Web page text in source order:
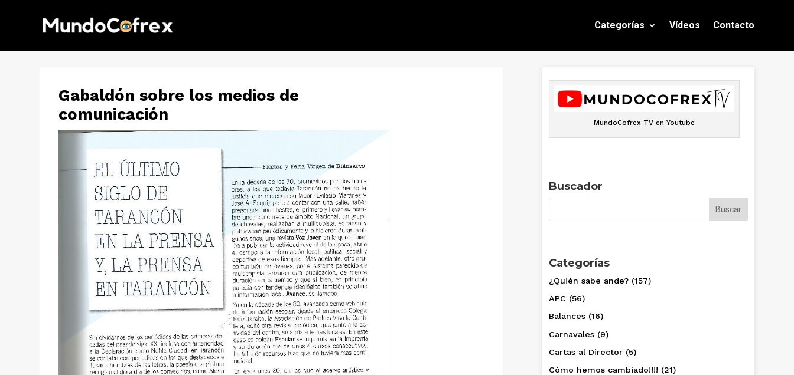
Categorías Vídeos Contacto
Gabaldón sobre los medios de
comunicación
MundoCofrex TV en Youtube
Buscador
Categorías
¿Quién sabe ande? (157)
APC (56)
Balances (16)
Carnavales (9)
Cartas al Director (5)
Cómo hemos cambiado!!!! (21)